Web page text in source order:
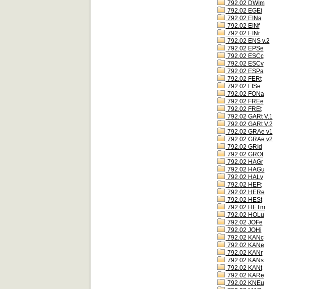
792.02 DWIm
792.02 EGEi
792.02 EINa
792.02 EINf
792.02 EINr
792.02 ENS v.2
792.02 EPSe
792.02 ESCc
792.02 ESCv
792.02 ESPa
792.02 FERt
792.02 FISe
792.02 FONa
792.02 FREe
792.02 FREt
792.02 GARt V.1
792.02 GARt V.2
792.02 GRAe v1
792.02 GRAe v2
792.02 GRId
792.02 GROt
792.02 HAGr
792.02 HAGu
792.02 HALv
792.02 HEFt
792.02 HERe
792.02 HESt
792.02 HETm
792.02 HOLu
792.02 JOFe
792.02 JOHi
792.02 KANc
792.02 KANe
792.02 KANr
792.02 KANs
792.02 KANt
792.02 KARe
792.02 KNEu